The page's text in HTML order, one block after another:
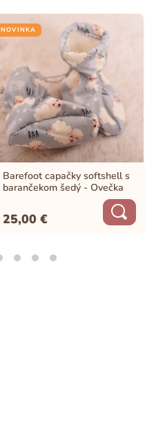
NOVINKA
Barefoot capačky softshell s
barančekom šedý - Ovečka
25,00€